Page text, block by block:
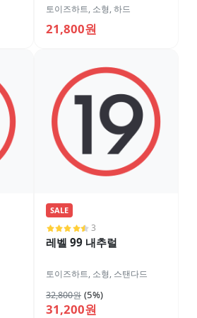
토이즈하트, 소형,하드
21,800원
SALE
3
레벨 99 내추럴
토이즈하트, 소형, 스탠다드
32,800원 (5%)
31,200원